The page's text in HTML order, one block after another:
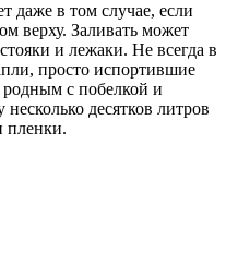
даже в том случае, если
верху. Заливать может
и лежаки. Не всегда в
просто испортившие
с побелкой и
десятков литров
пленки.